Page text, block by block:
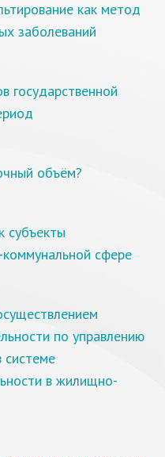
как метод
заболеваний
государственной
объём?
субъекты
сфере
по управлению
в жилищно-